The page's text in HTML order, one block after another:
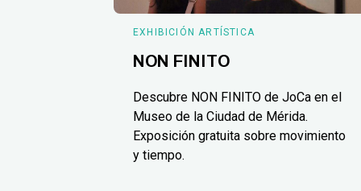
EXHIBICIÓN ARTÍSTICA
NON FINITO
Descubre NON FINITO de JoCa en el
Museo de la Ciudad de Mérida.
Exposición gratuita sobre movimiento
y tiempo.